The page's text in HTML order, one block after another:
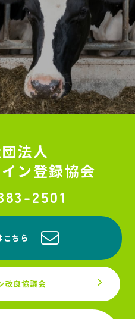
法人
ン登録協会
2501
こちら
改良協議会